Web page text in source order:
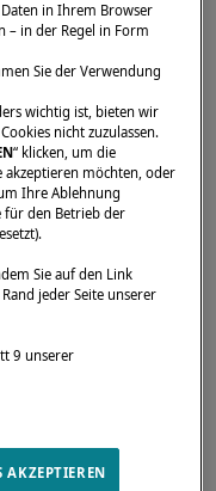
um Ihre
zu erfüllen. Sie
in Ihrem Browser
– in der Regel in Form
Sie der Verwendung
wichtig ist, bieten wir
nicht zuzulassen.
“ klicken, um die
akzeptieren möchten, oder
Ihre Ablehnung
für den Betrieb der
Sie auf den Link
jeder Seite unserer
9 unserer
AKZEPTIEREN